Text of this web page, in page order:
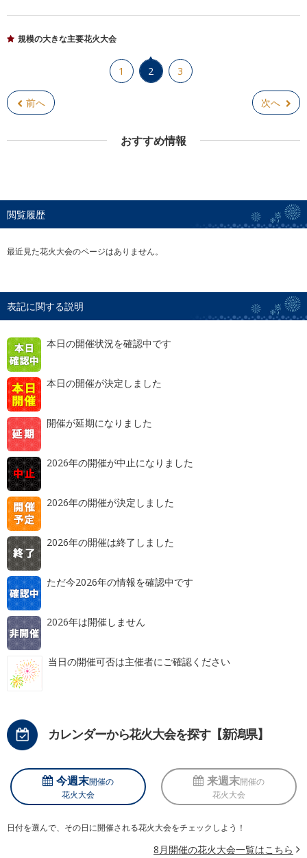
規模の大きな主要花火大会
前へ
1 2 3
次へ
おすすめ情報
閲覧履歴
最近見た花火大会のページはありません。
表記に関する説明
本日の開催状況を確認中です
本日の開催が決定しました
開催が延期になりました
2026年の開催が中止になりました
2026年の開催が決定しました
2026年の開催は終了しました
ただ今2026年の情報を確認中です
2026年は開催しません
当日の開催可否は主催者にご確認ください
カレンダーから花火大会を探す【新潟県】
今週末開催の
花火大会
来週末開催の
花火大会
日付を選んで、その日に開催される花火大会をチェックしよう！
8月開催の花火大会一覧はこちら